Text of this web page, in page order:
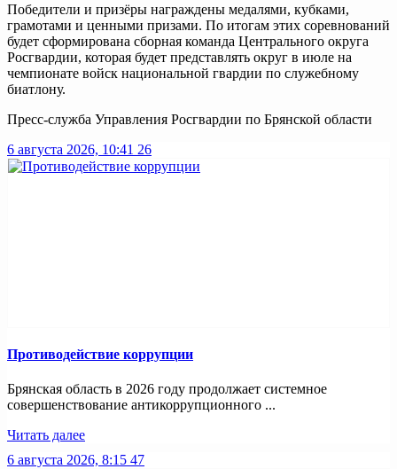
Победители и призёры награждены медалями, кубками,
грамотами и ценными призами. По итогам этих соревнований
будет сформирована сборная команда Центрального округа
Росгвардии, которая будет представлять округ в июле на
чемпионате войск национальной гвардии по служебному
биатлону.
Пресс-служба Управления Росгвардии по Брянской области
6 августа 2026, 10:41 26
Противодействие коррупции
Брянская область в 2026 году продолжает системное
совершенствование антикоррупционного ...
Читать далее
6 августа 2026, 8:15 47